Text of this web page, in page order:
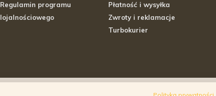
Regulamin programu
lojalnościowego
Płatność i wysyłka
Zwroty i reklamacje
Turbokurier